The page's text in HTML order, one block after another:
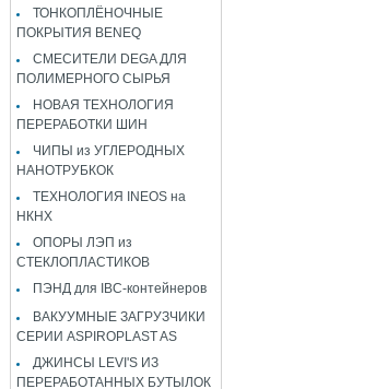
ТОНКОПЛЁНОЧНЫЕ
ПОКРЫТИЯ BENEQ
СМЕСИТЕЛИ DEGA ДЛЯ
ПОЛИМЕРНОГО СЫРЬЯ
НОВАЯ ТЕХНОЛОГИЯ
ПЕРЕРАБОТКИ ШИН
ЧИПЫ из УГЛЕРОДНЫХ
НАНОТРУБКОК
ТЕХНОЛОГИЯ INEOS на
НКНХ
ОПОРЫ ЛЭП из
СТЕКЛОПЛАСТИКОВ
ПЭНД для IBC-контейнеров
ВАКУУМНЫЕ ЗАГРУЗЧИКИ
СЕРИИ ASPIROPLAST AS
ДЖИНСЫ LEVI'S ИЗ
ПЕРЕРАБОТАННЫХ БУТЫЛОК